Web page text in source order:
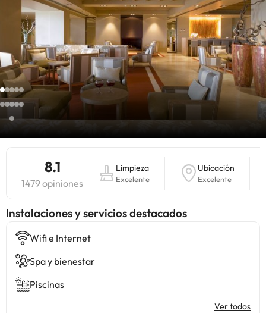
8.1
1479 opiniones
Limpieza
Excelente
Ubicación
Excelente
Instalaciones y servicios destacados
Wifi e Internet
Spa y bienestar
Piscinas
Ver todos